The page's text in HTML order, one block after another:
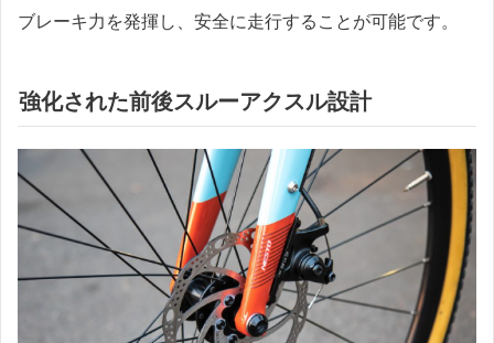
ブレーキ力を発揮し、安全に走行することが可能です。
強化された前後スルーアクスル設計